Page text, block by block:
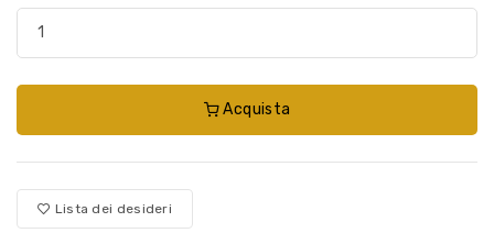
Acquista
Lista dei desideri